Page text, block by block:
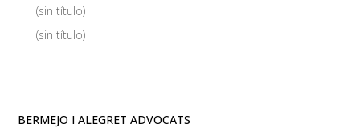
(sin título)
(sin título)
BERMEJO I ALEGRET ADVOCATS